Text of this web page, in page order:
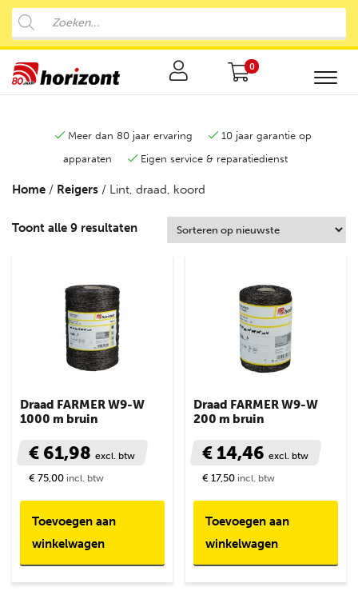
0
Meer dan 80 jaar ervaring
10 jaar garantie op
apparaten
Eigen service & reparatiedienst
Toont alle 9 resultaten
Draad FARMER W9-W
1000 m bruin
€ 61,98 excl. btw
€ 75,00 incl. btw
Toevoegen aan
winkelwagen
Draad FARMER W9-W
200 m bruin
€ 14,46excl. btw
€ 17,50 incl. btw
Toevoegen aan
winkelwagen
Home / Reigers / Lint, draad, koord